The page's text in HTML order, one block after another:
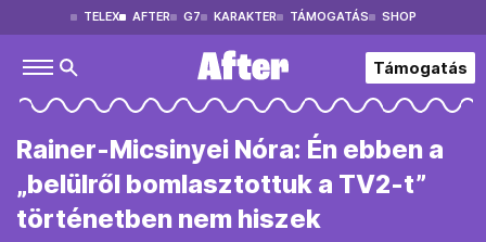
TELEX AFTER G7 KARAKTER TÁMOGATÁS SHOP
Támogatás
Rainer-Micsinyei Nóra: Én ebben a
„belülről bomlasztottuk a TV2-t”
történetben nem hiszek